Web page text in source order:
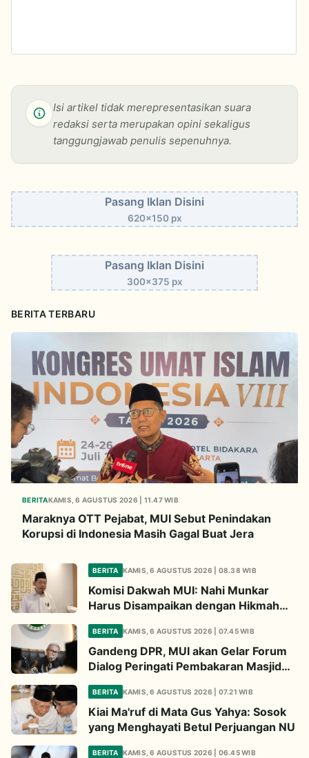
Isi artikel tidak merepresentasikan suara
redaksi serta merupakan opini sekaligus
tanggungjawab penulis sepenuhnya.
Pasang Iklan Disini
620x150 px
Pasang Iklan Disini
300x375 px
BERITA TERBARU
BERITAKAMIS, 6 AGUSTUS 2026 | 11.47 WIB
Maraknya OTT Pejabat, MUI Sebut Penindakan
Korupsi di Indonesia Masih Gagal Buat Jera
BERITA KAMIS, 6 AGUSTUS 2026 | 08.38 WIB
Komisi Dakwah MUI: Nahi Munkar
Harus Disampaikan dengan Hikmah
BERITA KAMIS, 6 AGUSTUS 2026 | 07.45 WIB
Gandeng DPR, MUI akan Gelar Forum
Dialog Peringati Pembakaran Masjid
BERITA KAMIS, 6 AGUSTUS 2026 | 07.21 WIB
Kiai Ma'ruf di Mata Gus Yahya: Sosok
yang Menghayati Betul Perjuangan NU
BERITA KAMIS, 6 AGUSTUS 2026 | 06.45 WIB